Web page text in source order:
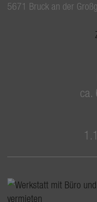
5671 Bruck an der
ca.